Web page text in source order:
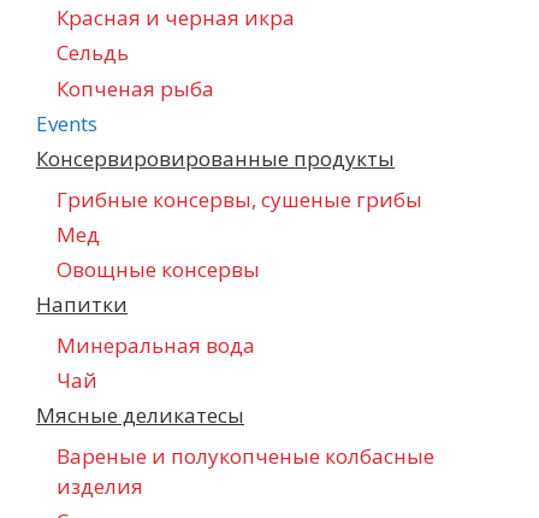
Красная и черная икра
Сельдь
Копченая рыба
Events
Консервировированные продукты
Грибные консервы, сушеные грибы
Мед
Овощные консервы
Напитки
Минеральная вода
Чай
Мясные деликатесы
Вареные и полукопченые колбасные
изделия